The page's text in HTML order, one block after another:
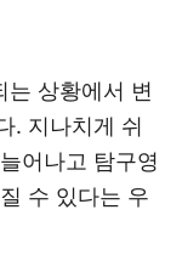
는 상황에서 변
. 지나치게 쉬
어나고 탐구영
수 있다는 우